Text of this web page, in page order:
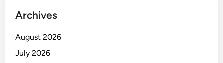
Archives
August 2026
July 2026